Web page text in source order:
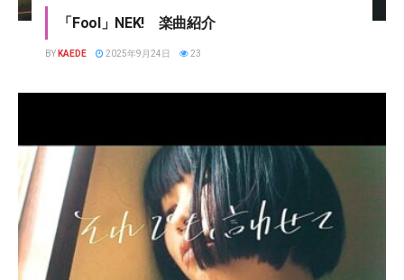
「Fool」NEK! 楽曲紹介
BY KAEDE 2025年9月24日 23